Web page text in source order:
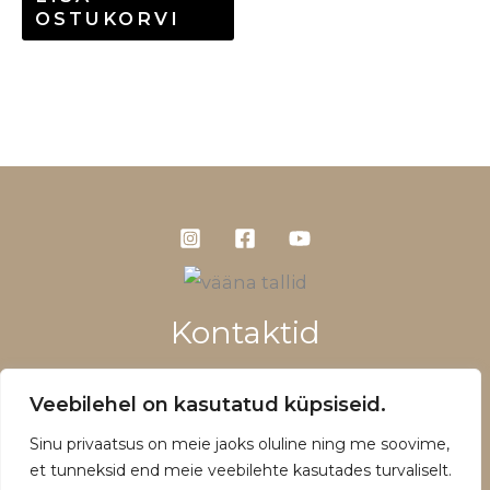
Veebilehel on kasutatud küpsiseid.
Sinu privaatsus on meie jaoks oluline ning me soovime,
et tunneksid end meie veebilehte kasutades turvaliselt.
OSTUKORVI
Kontaktid
+372 5660 1028
Müügitingimused ja privaatsuspoliitika